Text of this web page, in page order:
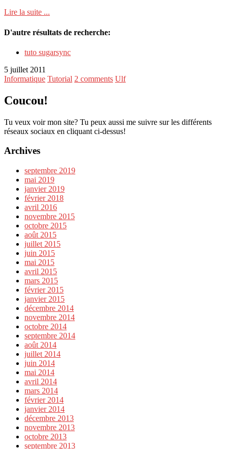
Lire la suite ...
D'autre résultats de recherche:
tuto sugarsync
5 juillet 2011
Informatique Tutorial 2 comments Ulf
Coucou!
Tu veux voir mon site? Tu peux aussi me suivre sur les différents
réseaux sociaux en cliquant ci-dessus!
Archives
septembre 2019
mai 2019
janvier 2019
février 2018
avril 2016
novembre 2015
octobre 2015
août 2015
juillet 2015
juin 2015
mai 2015
avril 2015
mars 2015
février 2015
janvier 2015
décembre 2014
novembre 2014
octobre 2014
septembre 2014
août 2014
juillet 2014
juin 2014
mai 2014
avril 2014
mars 2014
février 2014
janvier 2014
décembre 2013
novembre 2013
octobre 2013
septembre 2013